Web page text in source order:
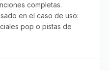
completas.
en el caso de uso:
pop o pistas de